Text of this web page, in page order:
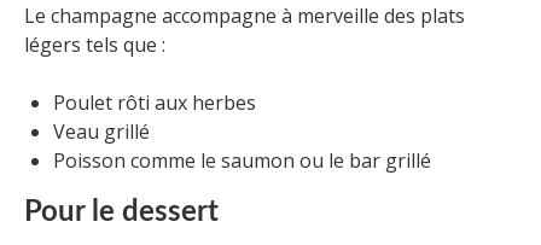
Le champagne accompagne à merveille des plats
légers tels que :
Poulet rôti aux herbes
Veau grillé
Poisson comme le saumon ou le bar grillé
Pour le dessert